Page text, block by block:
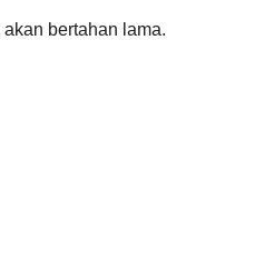
bertahan lama.